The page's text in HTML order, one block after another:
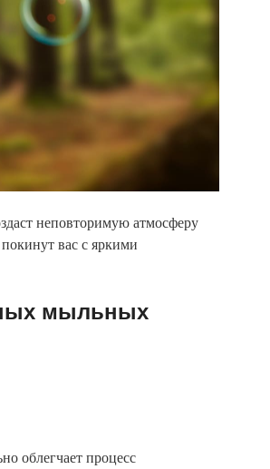
неповторимую атмосферу
вас с яркими
мыльных
облегчает процесс